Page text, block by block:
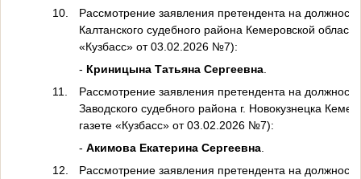
10.
Рассмотрение заявления претендента на
Калтанского судебного района Кемеровской
«Кузбасс» от 03.02.2026 №7):
- Криницына Татьяна Сергеевна.
11.
Рассмотрение заявления претендента на
Заводского судебного района г. Новокузнецка
газете «Кузбасс» от 03.02.2026 №7):
- Акимова Екатерина Сергеевна.
12.
Рассмотрение заявления претендента на